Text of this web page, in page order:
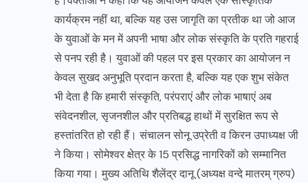
कार्यक्रम नहीं था, बल्कि यह उस जागृति का प्रतीक था जो आज
के युवाओं के मन में अपनी भाषा और लोक संस्कृति के प्रति गहराई
से पनप रही है। युवाओं की पहल पर इस प्रकार का आयोजन न
केवल सुखद अनुभूति प्रदान करता है, बल्कि यह एक शुभ संकेत
भी देता है कि हमारी संस्कृति, परंपराएं और लोक भाषाएं अब
संवेदनशील, सृजनशील और प्रतिबद्ध हाथों में सुरक्षित रूप से
हस्तांतरित हो रही हैं। संचालन सोनू उप्रेती व किरन उपाध्यक्ष जी
ने किया। सोमेश्वर क्षेत्र के 15 प्रसिद्ध नागरिकों को सम्मानित
किया गया। मुख्य अतिथि शैलेंद्र दानू (अध्यक्ष वन्दे मातरम् ग्रुप)